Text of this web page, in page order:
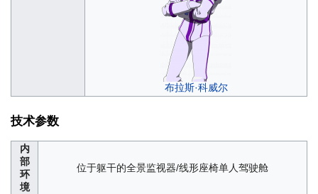
布拉斯·科威尔
技术参数
内
部
环
境
位于躯干的全景监视器/线形座椅单人驾驶舱